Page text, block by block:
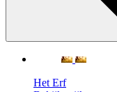
Het Erf